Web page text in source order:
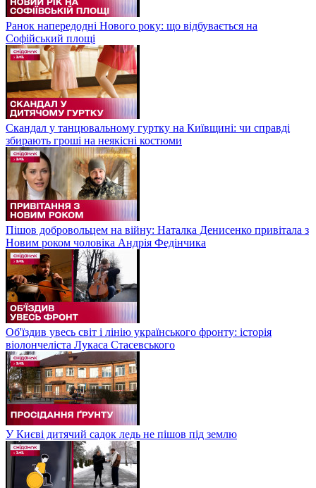
Ранок напередодні Нового року: що відбувається на
Софійський площі
Скандал у танцювальному гуртку на Київщині: чи справді
збирають гроші на неякісні костюми
Пішов добровольцем на війну: Наталка Денисенко привітала з
Новим роком чоловіка Андрія Федінчика
Об'їздив увесь світ і лінію українського фронту: історія
віолончеліста Лукаса Стасевського
У Києві дитячий садок ледь не пішов під землю